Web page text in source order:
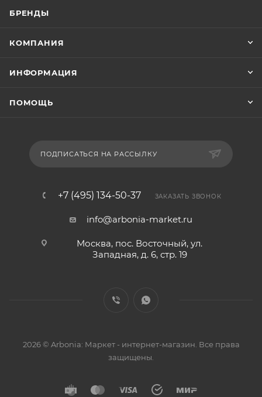
БРЕНДЫ
КОМПАНИЯ
ИНФОРМАЦИЯ
ПОМОЩЬ
ПОДПИСАТЬСЯ НА РАССЫЛКУ
+7 (495) 134-50-37 ЗАКАЗАТЬ ЗВОНОК
info@arbonia-market.ru
Москва, пос. Восточный, ул.
Западная, д. 6, стр. 19
2026 © Arbonia: Маркет - интернет-магазин. Все права
защищены.